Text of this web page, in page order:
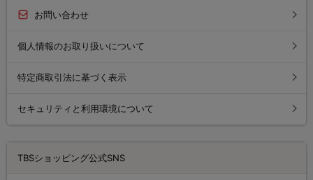
お問い合わせ
個人情報のお取り扱いについて
特定商取引法に基づく表示
セキュリティと利用環境について
TBSショッピング公式SNS